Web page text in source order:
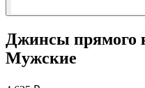
Джинсы прямого
Мужские